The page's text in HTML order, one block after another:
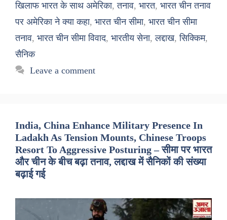
खिलाफ भारत के साथ अमेरिका,तनाव, भारत, भारत चीन तनाव
पर अमेरिका ने क्या कहा, भारत चीन सीमा, भारत चीन सीमा
तनाव, भारत चीन सीमा विवाद, भारतीय सेना,लद्दाख,सिक्किम,
सैनिक
Leave a comment
India, China Enhance Military Presence In
Ladakh As Tension Mounts, Chinese Troops
Resort To Aggressive Posturing – सीमा पर भारत
और चीन के बीच बढ़ा तनाव, लद्दाख में सैनिकों की संख्या
बढ़ाई गई